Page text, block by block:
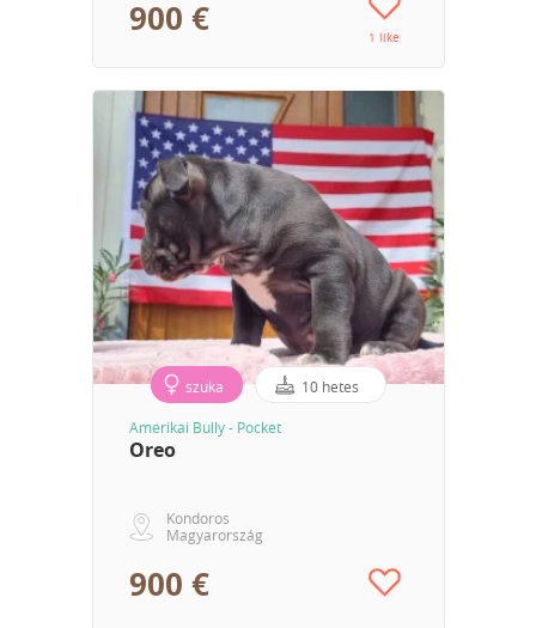
900 € 1 like
szuka 10 hetes
Amerikai Bully - Pocket
Oreo
Kondoros
Magyarország
900 €